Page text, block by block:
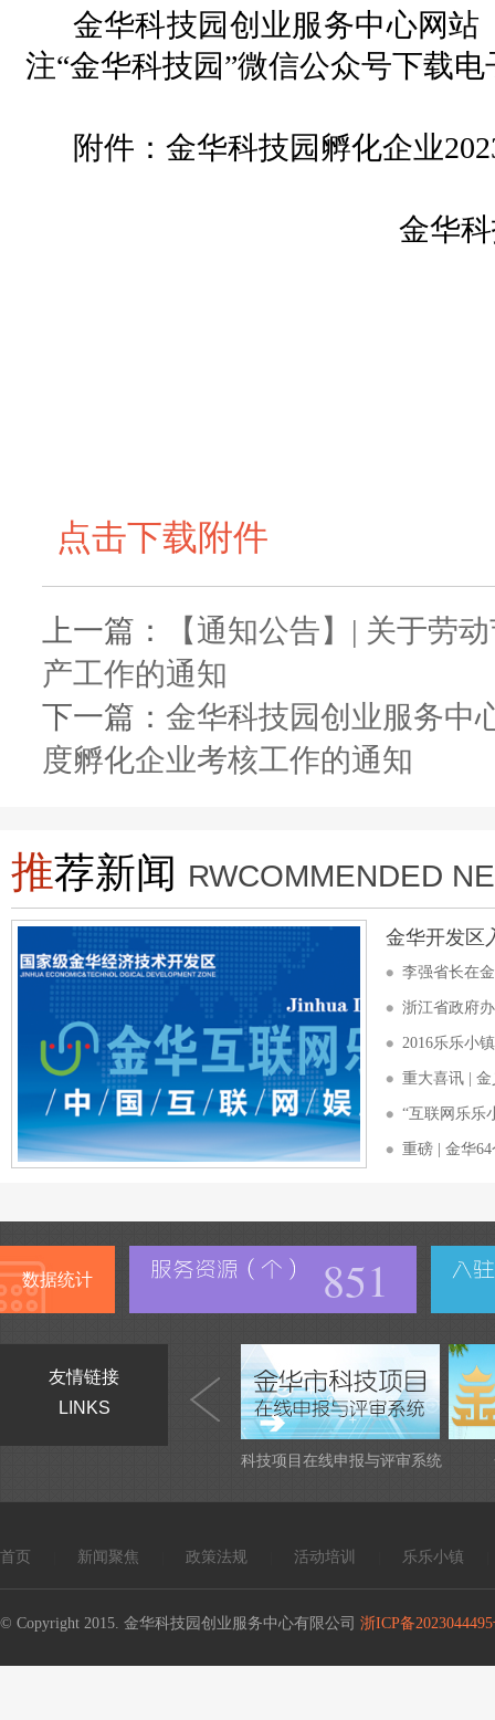
金华科技园创业服务中心网站
注“金华科技园”微信公众号下载电
附件：金华科技园孵化企业
金华
点击下载附件
上一篇：
【通知公告】| 关于劳
产工作的通知
下一篇： 金华科技园创业服务中
度孵化企业考核工作的通知
推荐新闻 RWCOMMENDED
金华开发区
李强省长在
浙江省政府
2016乐乐小
“互联网乐乐
数据统计 851
友情链接
LINKS
科技项目在线申报与评审系统
首页 新闻聚焦 政策法规 活动培训 乐乐小镇
© Copyright 2015. 金华科技园创业服务中心有限公司 浙ICP备